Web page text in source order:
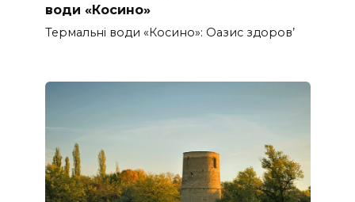
води «Косино»
Термальні води «Косино»: Оазис здоров’